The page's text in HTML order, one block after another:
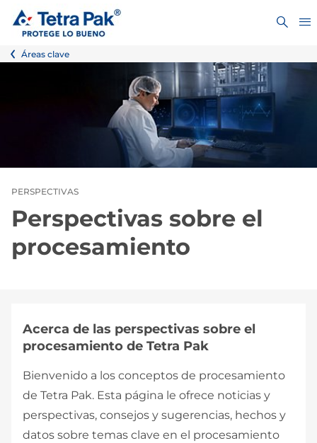
Áreas clave
PERSPECTIVAS
Perspectivas sobre el
procesamiento
Acerca de las perspectivas sobre el
procesamiento de Tetra Pak
Bienvenido a los conceptos de procesamiento
de Tetra Pak. Esta página le ofrece noticias y
perspectivas, consejos y sugerencias, hechos y
datos sobre temas clave en el procesamiento